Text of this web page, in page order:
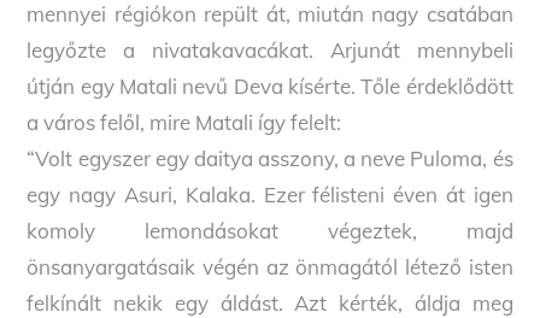
mennyei régiókon repült át, miután nagy csatában
legyőzte a nivatakavacákat. Arjunát mennybeli
útján egy Matali nevű Deva kísérte. Tőle érdeklődött
a város felől, mire Matali így felelt:
“Volt egyszer egy daitya asszony, a neve Puloma, és
egy nagy Asuri, Kalaka. Ezer félisteni éven át igen
komoly lemondásokat végeztek, majd
önsanyargatásaik végén az önmagától létező isten
felkínált nekik egy áldást. Azt kérték, áldja meg